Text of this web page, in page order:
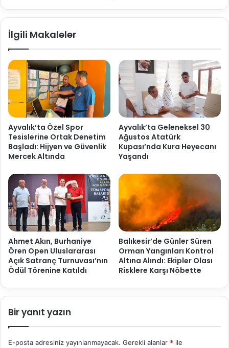
İlgili Makaleler
Ayvalık’ta Özel Spor
Tesislerine Ortak Denetim
Başladı: Hijyen ve Güvenlik
Mercek Altında
Ayvalık’ta Geleneksel 30
Ağustos Atatürk
Kupası’nda Kura Heyecanı
Yaşandı
Ahmet Akın, Burhaniye
Ören Open Uluslararası
Açık Satranç Turnuvası’nın
Ödül Törenine Katıldı
Balıkesir’de Günler Süren
Orman Yangınları Kontrol
Altına Alındı: Ekipler Olası
Risklere Karşı Nöbette
Bir yanıt yazın
E-posta adresiniz yayınlanmayacak. Gerekli alanlar * ile